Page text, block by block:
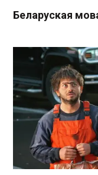
Беларуская